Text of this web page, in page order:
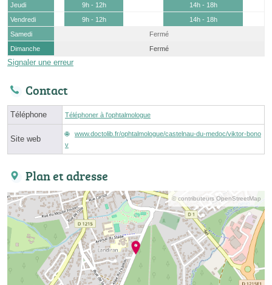
Jeudi
9h - 12h
14h - 18h
Vendredi
9h - 12h
14h - 18h
Samedi
Fermé
Dimanche
Fermé
Signaler une erreur
Contact
Téléphone Téléphoner à l'ophtalmologue
Site web
www.doctolib.fr/ophtalmologue/castelnau-du-medoc/viktor-bono
v
Plan et adresse
© contributeurs OpenStreetMap